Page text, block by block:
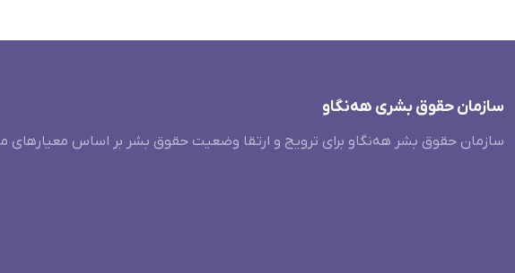
سازمان حقوق بشری هەنگاو
سازمان حقوق بشر هه‌نگاو برای ترویج و ارتقا وضعیت حقوق بشر بر اساس معیارهای